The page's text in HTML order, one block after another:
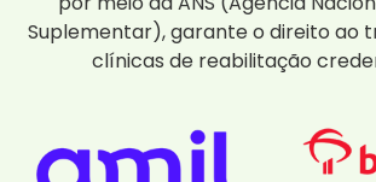
Suplementar), garante o direito ao
clínicas de reabilitação